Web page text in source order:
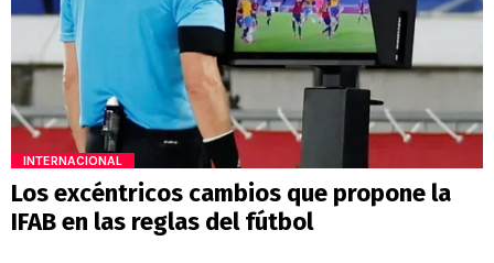
INTERNACIONAL
Los excéntricos cambios que propone la
IFAB en las reglas del fútbol